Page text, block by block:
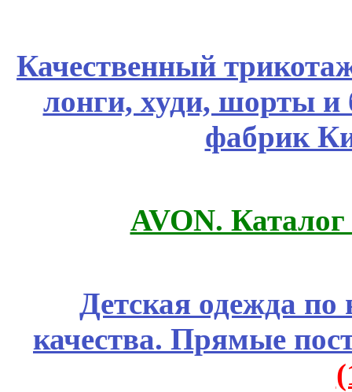
Качественный
лонги, худи, шорты
фабрик
AVON.
Детская одежда
качества. Прямые